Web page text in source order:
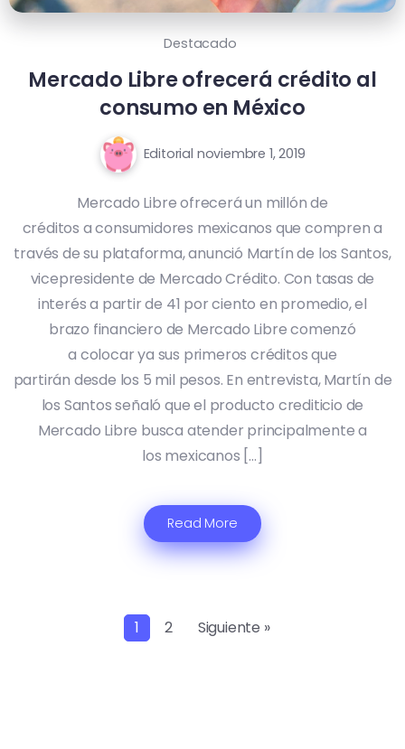
Destacado
Mercado Libre ofrecerá crédito al
consumo en México
Editorial noviembre 1, 2019
Mercado Libre ofrecerá un millón de
créditos a consumidores mexicanos que compren a
través de su plataforma, anunció Martín de los Santos,
vicepresidente de Mercado Crédito. Con tasas de
interés a partir de 41 por ciento en promedio, el
brazo financiero de Mercado Libre comenzó
a colocar ya sus primeros créditos que
partirán desde los 5 mil pesos. En entrevista, Martín de
los Santos señaló que el producto crediticio de
Mercado Libre busca atender principalmente a
los mexicanos […]
Read More
1 2 Siguiente »